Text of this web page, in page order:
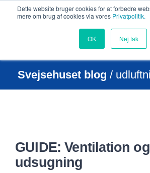
Dette website bruger cookies for at forbedre
mere om brug af cookies via vores Privatpolitik.
OK Nej tak
Svejsehuset blog /
GUIDE: Ventilation og
udsugning